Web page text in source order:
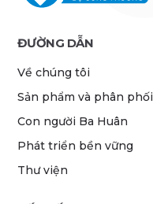
ĐƯỜNG DẪN
Về chúng tôi
Sản phẩm và phân phối
Con người Ba Huân
Phát triển bền vững
Thư viện